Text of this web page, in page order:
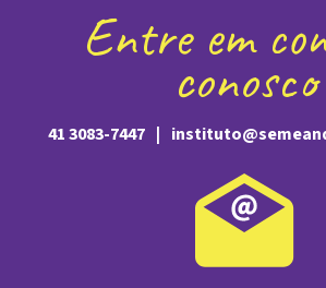
Entre em
conosco
41 3083-7447